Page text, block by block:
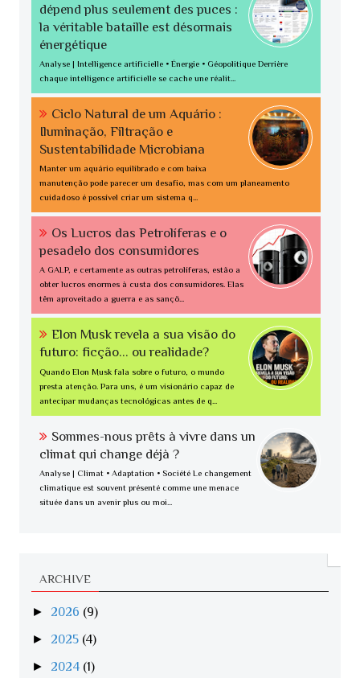
dépend plus seulement des puces :
la véritable bataille est désormais
énergétique
Analyse | Intelligence artificielle • Énergie • Géopolitique Derrière
chaque intelligence artificielle se cache une réalit...
Ciclo Natural de um Aquário :
Iluminação, Filtração e
Sustentabilidade Microbiana
Manter um aquário equilibrado e com baixa
manutenção pode parecer um desafio, mas com um planeamento
cuidadoso é possível criar um sistema q...
Os Lucros das Petrolíferas e o
pesadelo dos consumidores
A GALP, e certamente as outras petrolíferas, estão a
obter lucros enormes à custa dos consumidores. Elas
têm aproveitado a guerra e as sançõ...
Elon Musk revela a sua visão do
futuro: ficção... ou realidade?
Quando Elon Musk fala sobre o futuro, o mundo
presta atenção. Para uns, é um visionário capaz de
antecipar mudanças tecnológicas antes de q...
Sommes-nous prêts à vivre dans un
climat qui change déjà ?
Analyse | Climat • Adaptation • Société Le changement
climatique est souvent présenté comme une menace
située dans un avenir plus ou moi...
ARCHIVE
► 2026 (9)
► 2025 (4)
► 2024 (1)